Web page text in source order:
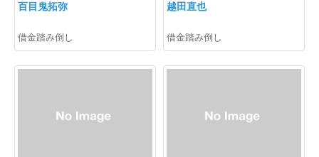
百目鬼拓弥
借金踏み倒し
越田直也
借金踏み倒し